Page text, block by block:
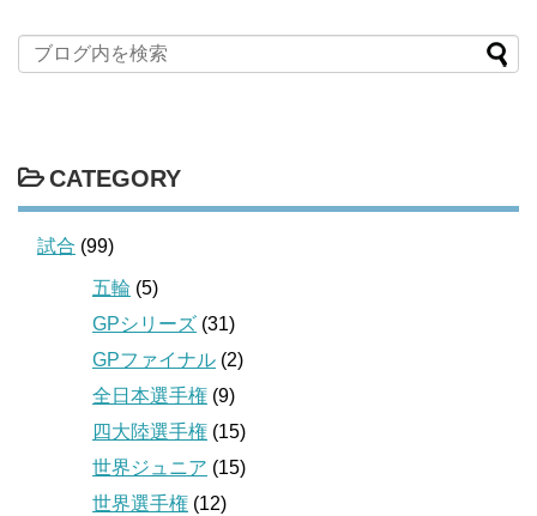
CATEGORY
試合 (99)
五輪 (5)
GPシリーズ (31)
GPファイナル (2)
全日本選手権 (9)
四大陸選手権 (15)
世界ジュニア (15)
世界選手権 (12)